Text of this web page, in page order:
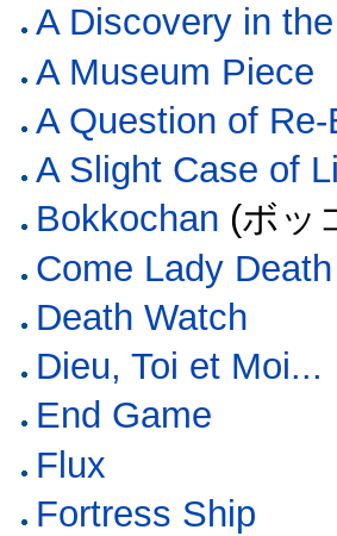
A Discovery in
A Museum Piece
A Question of
A Slight Case of
Bokkochan (ボッ
Come Lady Death
Death Watch
Dieu, Toi et Moi...
End Game
Flux
Fortress Ship